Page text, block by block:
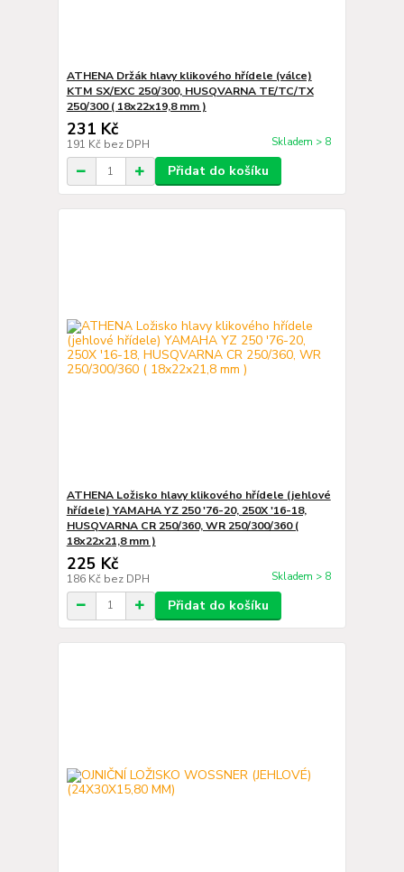
ATHENA Držák hlavy klikového hřídele (válce)
KTM SX/EXC 250/300, HUSQVARNA TE/TC/TX
250/300 ( 18x22x19,8 mm )
231 Kč
191 Kč bez DPH Skladem > 8
Přidat do košíku
ATHENA Ložisko hlavy klikového hřídele (jehlové
hřídele) YAMAHA YZ 250 '76-20, 250X '16-18,
HUSQVARNA CR 250/360, WR 250/300/360 (
18x22x21,8 mm )
225 Kč
186 Kč bez DPH Skladem > 8
Přidat do košíku